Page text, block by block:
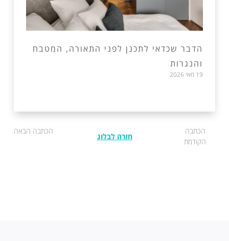
הדבר שכדאי לתכנן לפני התאורה, המטבח
והנגרות
19 מאי 2026
הכתבה
הקודמת
חזרה לבלוג
הכתבה הבאה